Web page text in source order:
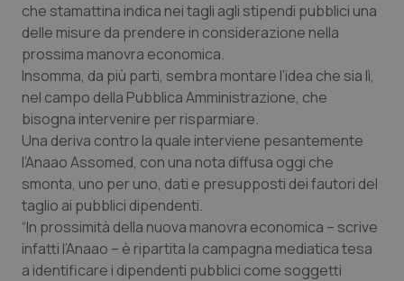
Professionisti Sanitari.AI
Abruzzo
Basilicata
Calabria
Campania
Emilia-Romagna
QS Pro Gold
Artrite & artrosi
Asma & BPCO
Car-T
Colesterolo & coronaropatie
QS Club Newsletter
che stamattina indica nei tagli agli stipendi pubblici una
delle misure da prendere in considerazione nella
prossima manovra economica.
Insomma, da più parti, sembra montare l’idea che sia lì,
nel campo della Pubblica Amministrazione, che
bisogna intervenire per risparmiare.
Una deriva contro la quale interviene pesantemente
l’Anaao Assomed, con una nota diffusa oggi che
smonta, uno per uno, dati e presupposti dei fautori del
taglio ai pubblici dipendenti.
“In prossimità della nuova manovra economica – scrive
infatti l’Anaao – è ripartita la campagna mediatica tesa
a identificare i dipendenti pubblici come soggetti